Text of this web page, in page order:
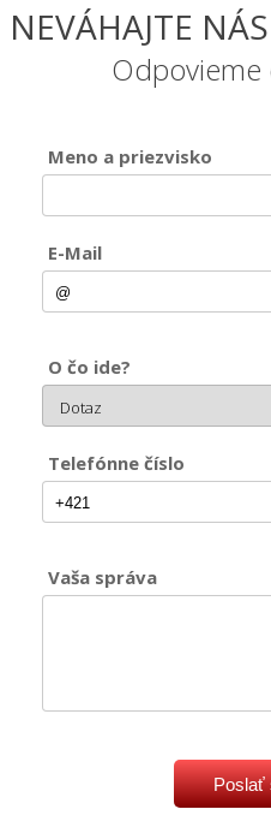
NEVÁHAJTE
Meno a priezvisko
E-Mail
O čo ide?
Telefónne číslo
Vaša správa